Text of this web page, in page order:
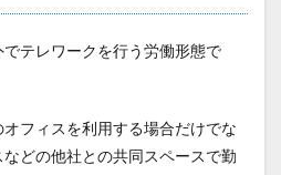
テレワークを行う労働形態で
フィスを利用する場合だけでな
どの他社との共同スペースで勤